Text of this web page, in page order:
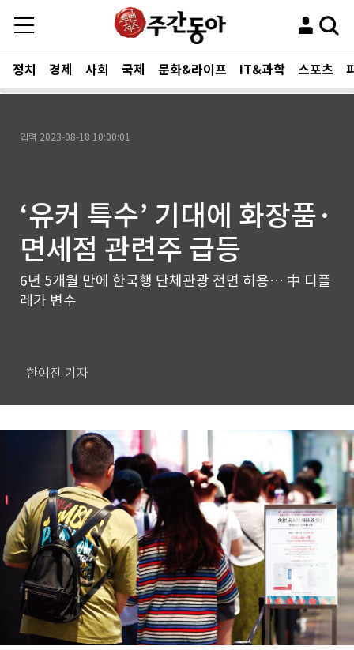
정치 경제 사회 국제 문화&라이프 IT&과학 스포츠
입력 2023-08-18 10:00:01
‘유커 특수’ 기대에 화장품·
면세점 관련주 급등
6년 5개월 만에 한국행 단체관광 전면 허용… 中 디플
레가 변수
한여진 기자